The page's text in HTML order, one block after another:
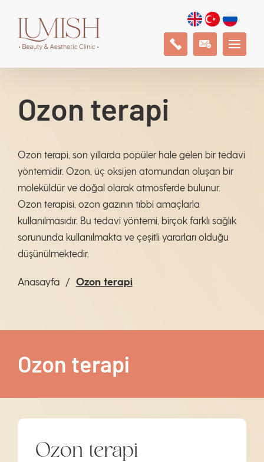
Ozon terapi
Ozon terapi, son yıllarda popüler hale gelen bir tedavi
yöntemidir. Ozon, üç oksijen atomundan oluşan bir
moleküldür ve doğal olarak atmosferde bulunur.
Ozon terapisi, ozon gazının tıbbi amaçlarla
kullanılmasıdır. Bu tedavi yöntemi, birçok farklı sağlık
sorununda kullanılmakta ve çeşitli yararları olduğu
düşünülmektedir.
Anasayfa Ozon terapi
Ozon terapi
Ozon terapi